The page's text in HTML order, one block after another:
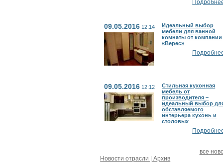
09.05.2016 12:14
Идеальный выбор
мебели для ванной
комнаты от компании
«Верес»
09.05.2016 12:12
Стильная кухонная
мебель от
производителя –
идеальный выбор
обставляемого
интерьера кухонь и
столовых
все
Новости отрасли | Архив